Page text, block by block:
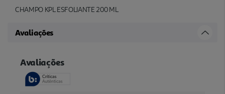
CHAMPO KPL ESFOLIANTE 200 ML
Avaliações